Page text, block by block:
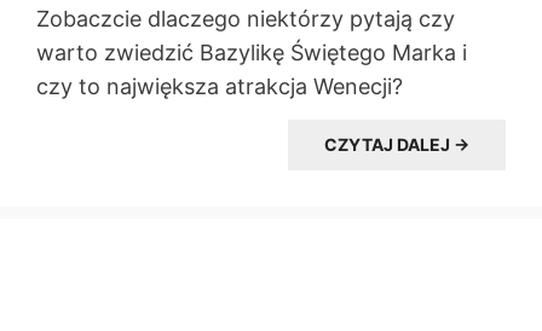
Zobaczcie dlaczego niektórzy pytają czy
warto zwiedzić Bazylikę Świętego Marka i
czy to największa atrakcja Wenecji?
CZYTAJ DALEJ →